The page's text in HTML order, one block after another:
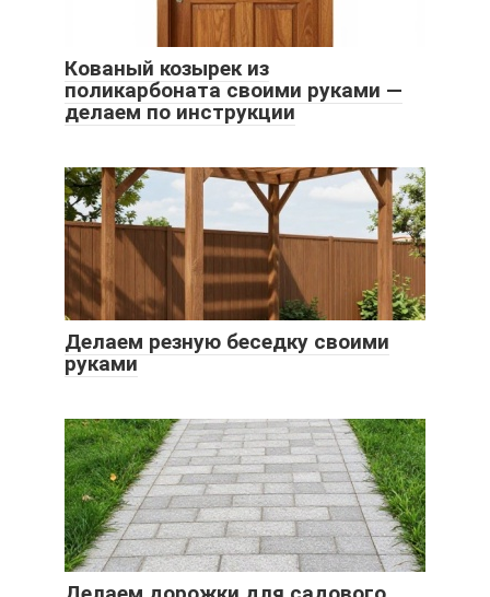
Кованый козырек из
поликарбоната своими руками —
делаем по инструкции
Делаем резную беседку своими
руками